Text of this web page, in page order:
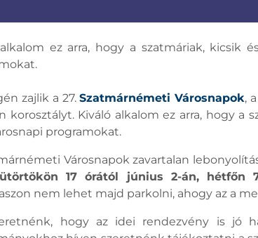
ez arra, hogy a szatmáriak, kicsik
zajlik a 27.Szatmárnémeti Városnapok,
korosztályt. Kiváló alkalom ez arra, hogy a
programokat.
Városnapok zavartalan
17 órától június 2-án, hétfőn
nem lehet majd parkolni, ahogy az a
hogy az idei rendezvény is jó